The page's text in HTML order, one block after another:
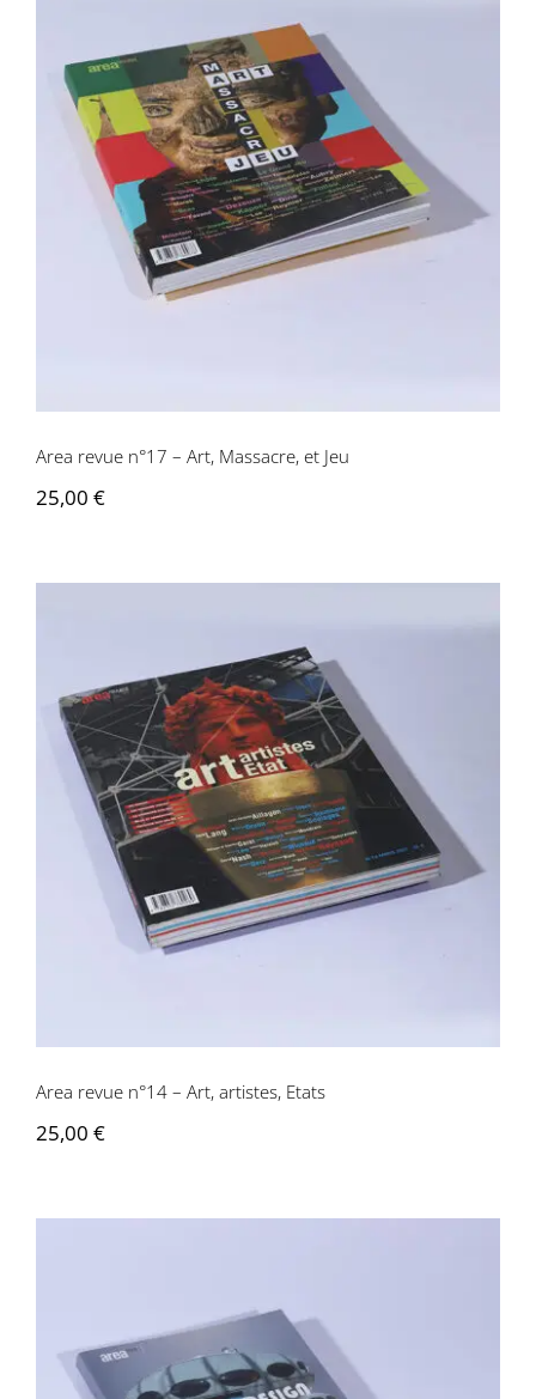
Area revue n°17 – Art, Massacre, et Jeu
Area revue n°17 – Art, Massacre, et Jeu
25,00 €
Area revue n°14 – Art, artistes, Etats
Area revue n°14 – Art, artistes, Etats
25,00 €